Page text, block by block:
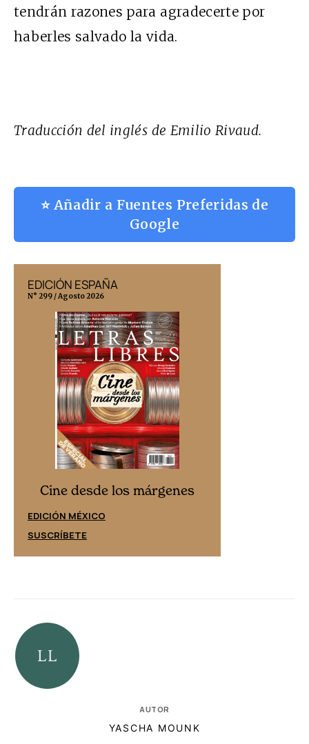
tendrán razones para agradecerte por
haberles salvado la vida.
Traducción del inglés de Emilio Rivaud.
⭐ Añadir a Fuentes Preferidas de
Google
EDICIÓN ESPAÑA
N° 299 / Agosto 2026
Cine desde los márgenes
EDICIÓN MÉXICO
SUSCRÍBETE
AUTOR
YASCHA MOUNK